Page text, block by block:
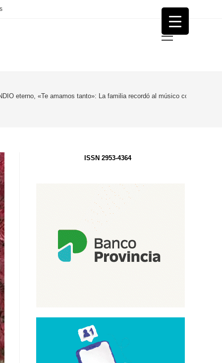
Menú
eterno, «Te amamos tanto»: La familia recordó al músico con una
ISSN 2953-4364